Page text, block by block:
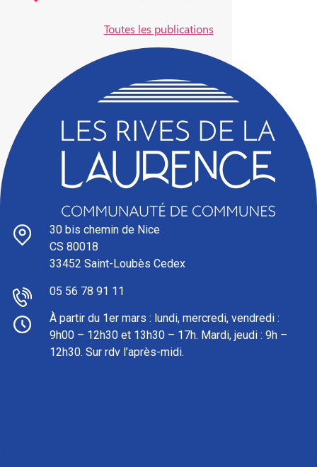
30 bis chemin de Nice
CS 80018
33452 Saint-Loubès Cedex
05 56 78 91 11
À partir du 1er mars : l undi, mercredi, vendredi :
9h00 – 12h30 et 13h30 – 17h. Mardi, jeudi : 9h –
12h30. Sur rdv l’après-midi.
Toutes les publications